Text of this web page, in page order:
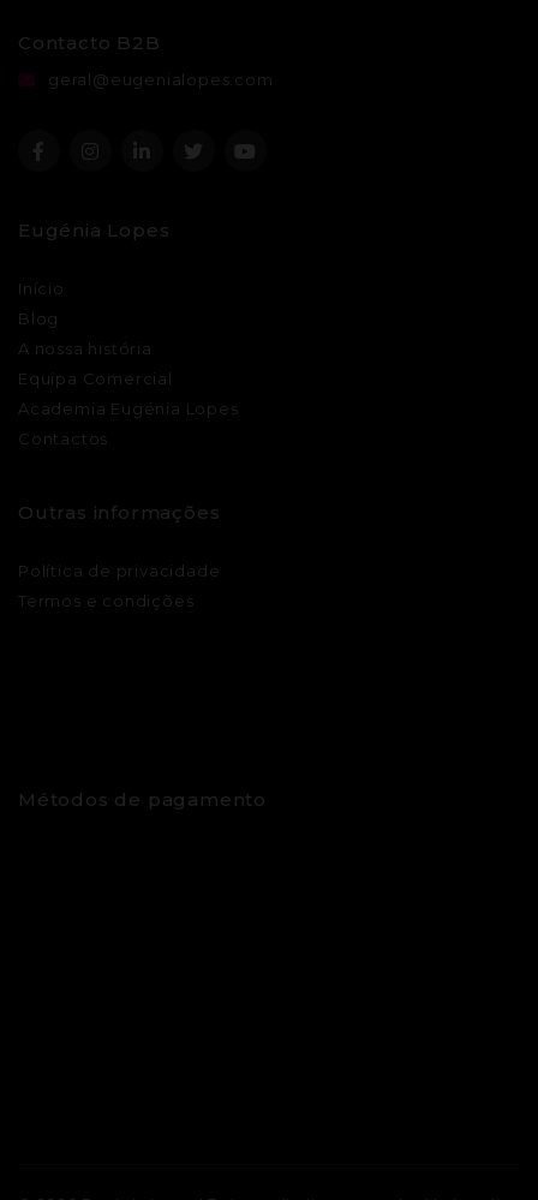
Contacto B2B
geral@eugenialopes.com
Eugénia Lopes
Início
Blog
A nossa história
Equipa Comercial
Academia Eugénia Lopes
Contactos
Outras informações
Política de privacidade
Termos e condições
Métodos de pagamento